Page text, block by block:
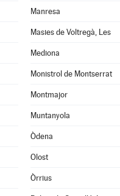
Manresa
Masies de Voltregà, Les
Mediona
Monistrol de Montserrat
Montmajor
Muntanyola
Òdena
Olost
Òrrius